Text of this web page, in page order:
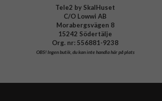
Tele2 by SkalHuset
C/O Lowwi AB
Morabergsvägen 8
15242 Södertälje
Org. nr: 556881-9238
OBS!Ingen butik, du kan inte handla här på plats